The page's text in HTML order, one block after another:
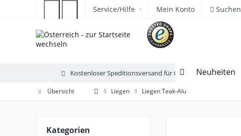
Service/Hilfe Mein Konto Suchen
Neuheiten
Kostenloser Speditionsversand für Gartenmöbel
Übersicht Liegen Liegen Teak-Alu
Kategorien